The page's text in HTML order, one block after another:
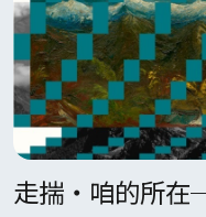
走揣・咱的所